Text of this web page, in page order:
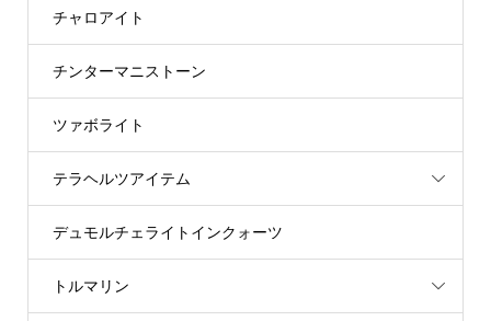
チャロアイト
チンターマニストーン
ツァボライト
テラヘルツアイテム
デュモルチェライトインクォーツ
トルマリン